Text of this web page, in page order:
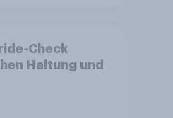
Check
Haltung und